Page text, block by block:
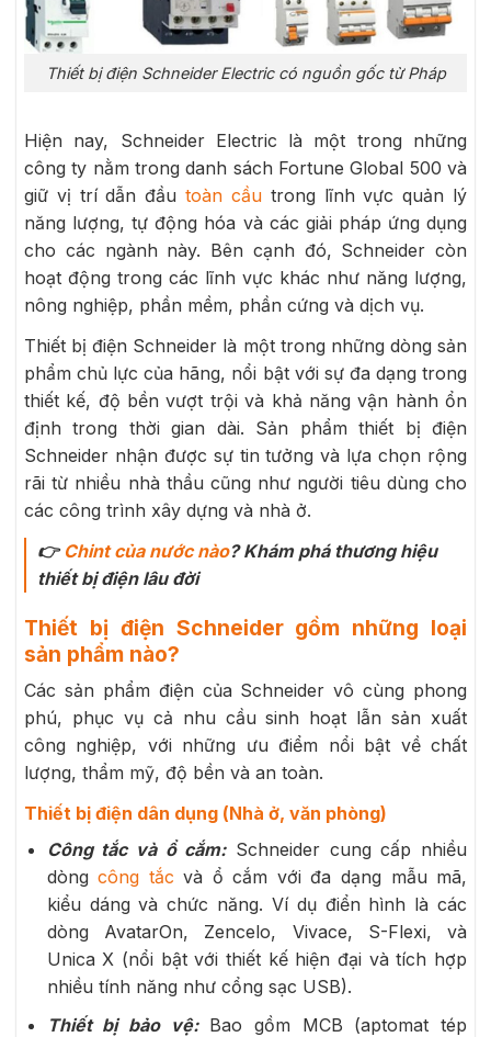
Thiết bị điện Schneider Electric có nguồn gốc từ Pháp
Hiện nay, Schneider Electric là một trong những
công ty nằm trong danh sách Fortune Global 500 và
giữ vị trí dẫn đầutoàn cầutrong lĩnh vực quản lý
năng lượng, tự động hóa và các giải pháp ứng dụng
cho các ngành này. Bên cạnh đó, Schneider còn
hoạt động trong các lĩnh vực khác như năng lượng,
nông nghiệp, phần mềm, phần cứng và dịch vụ.
Thiết bị điện Schneider là một trong những dòng sản
phẩm chủ lực của hãng, nổi bật với sự đa dạng trong
thiết kế, độ bền vượt trội và khả năng vận hành ổn
định trong thời gian dài. Sản phẩm thiết bị điện
Schneider nhận được sự tin tưởng và lựa chọn rộng
rãi từ nhiều nhà thầu cũng như người tiêu dùng cho
các công trình xây dựng và nhà ở.
👉 Chint của nước nào? Khám phá thương hiệu
thiết bị điện lâu đời
Thiết bị điện Schneider gồm những loại
sản phẩm nào?
Các sản phẩm điện của Schneider vô cùng phong
phú, phục vụ cả nhu cầu sinh hoạt lẫn sản xuất
công nghiệp, với những ưu điểm nổi bật về chất
lượng, thẩm mỹ, độ bền và an toàn.
Thiết bị điện dân dụng (Nhà ở, văn phòng)
Công tắc và ổ cắm:Schneider cung cấp nhiều
dòngcông tắc và ổ cắm với đa dạng mẫu mã,
kiểu dáng và chức năng. Ví dụ điển hình là các
dòng AvatarOn, Zencelo, Vivace, S-Flexi, và
Unica X (nổi bật với thiết kế hiện đại và tích hợp
nhiều tính năng như cổng sạc USB).
Thiết bị bảo vệ:Bao gồm MCB (aptomat tép